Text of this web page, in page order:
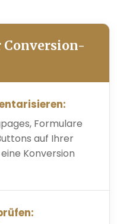
Formulare
auf Ihrer
Konversion